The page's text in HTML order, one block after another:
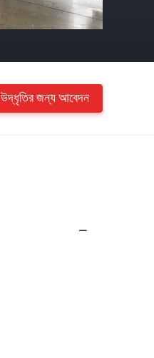
উদ্ধৃতির জন্য আবেদন